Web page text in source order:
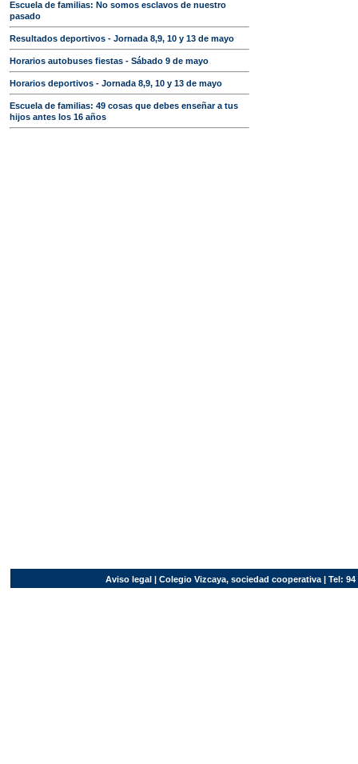
Escuela de familias: No somos esclavos de nuestro
pasado
Resultados deportivos - Jornada 8,9, 10 y 13 de mayo
Horarios autobuses fiestas - Sábado 9 de mayo
Horarios deportivos - Jornada 8,9, 10 y 13 de mayo
Escuela de familias: 49 cosas que debes enseñar a tus
hijos antes los 16 años
Aviso legal| Colegio Vizcaya, sociedad cooperativa | Tel: 94